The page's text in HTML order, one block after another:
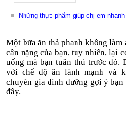
Những thực phẩm giúp chị em
Một bữa ăn thả phanh không làm
cân nặng của bạn, tuy nhiên, lại
uống mà bạn tuân thủ trước đó.
với chế độ ăn lành mạnh và
chuyên gia dinh dưỡng gợi ý bạn
đây.